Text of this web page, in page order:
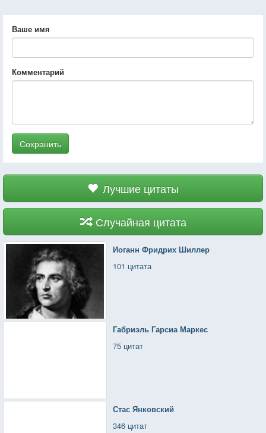
Ваше имя
Комментарий
Сохранить
Лучшие цитаты
Случайная цитата
Иоганн Фридрих Шиллер
101 цитата
Габриэль Гарсиа Маркес
75 цитат
Стас Янковский
346 цитат